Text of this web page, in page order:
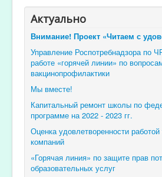
Актуально
Внимание! Проект «Читаем с
Управление Роспотребнадзора по
работе «горячей линии» по
вакцинопрофилактики
Мы вместе!
Капитальный ремонт школы по
программе на 2022 - 2023 гг.
Оценка удовлетворенности
компаний
«Горячая линия» по защите прав
образовательных услуг